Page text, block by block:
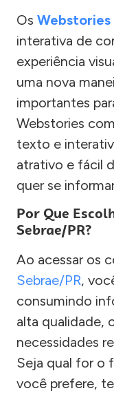
Os Webstories
interativa de
experiência
uma nova
importantes
Webstories
texto e
atrativo e fácil
quer se
Por Que
Sebrae/PR?
Ao acessar os
Sebrae/PR,
consumindo
alta qualidade,
necessidades
Seja qual for o
você prefere,